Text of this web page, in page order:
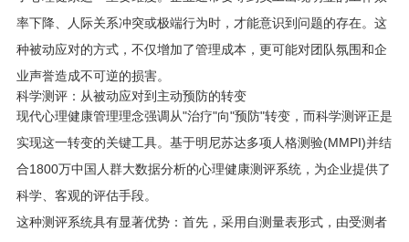
率下降、人际关系冲突或极端行为时，才能意识到问题的存在。这
种被动应对的方式，不仅增加了管理成本，更可能对团队氛围和企
业声誉造成不可逆的损害。
科学测评：从被动应对到主动预防的转变
现代心理健康管理理念强调从"治疗"向"预防"转变，而科学测评正是
实现这一转变的关键工具。基于明尼苏达多项人格测验(MMPI)并结
合1800万中国人群大数据分析的心理健康测评系统，为企业提供了
科学、客观的评估手段。
这种测评系统具有显著优势：首先，采用自测量表形式，由受测者